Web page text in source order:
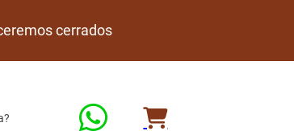
cerrados